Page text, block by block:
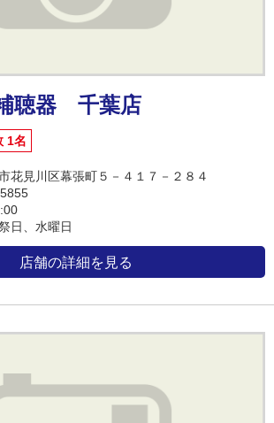
聴器 千葉店
1名
花見川区幕張町５－４１７－２８４
日、水曜日
店舗の詳細を見る